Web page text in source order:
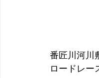
番匠川河川
ロードレー